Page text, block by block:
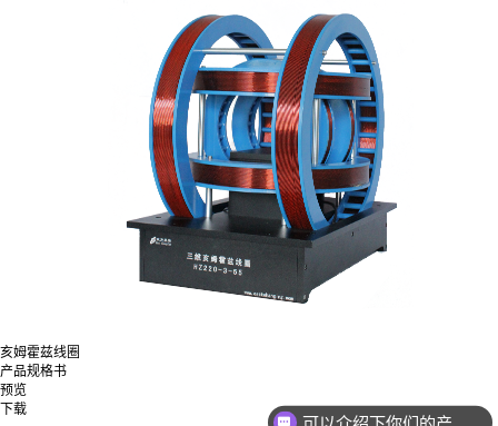
亥姆霍兹线圈
产品规格书
预览
下载